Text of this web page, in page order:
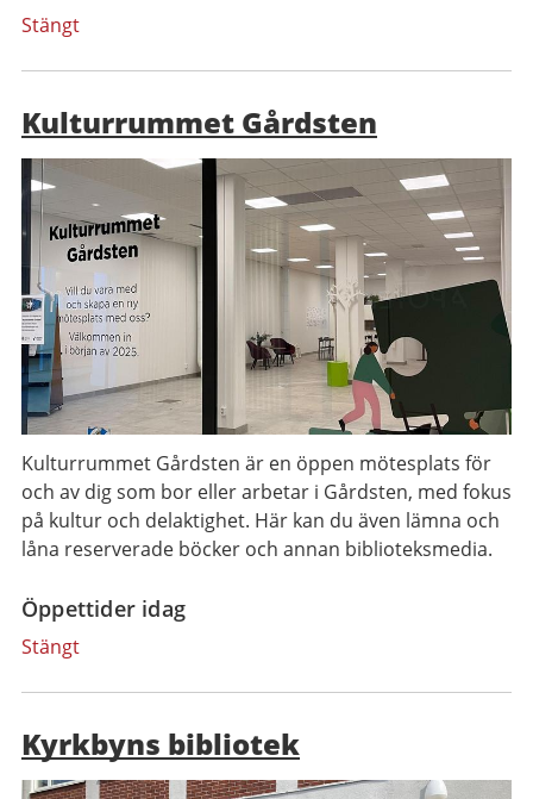
Stängt
Kulturrummet Gårdsten
Kulturrummet Gårdsten är en öppen mötesplats för
och av dig som bor eller arbetar i Gårdsten, med fokus
på kultur och delaktighet. Här kan du även lämna och
låna reserverade böcker och annan biblioteksmedia.
Öppettider idag
Stängt
Kyrkbyns bibliotek